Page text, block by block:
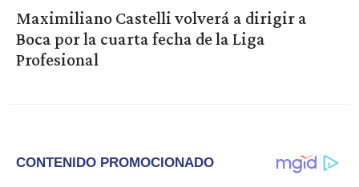
Maximiliano Castelli volverá a dirigir a
Boca por la cuarta fecha de la Liga
Profesional